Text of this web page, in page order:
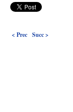
< Prec Succ >